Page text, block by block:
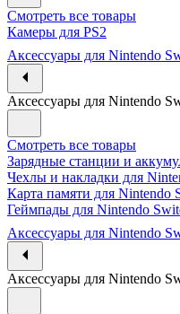
Смотреть все товары
Камеры для PS2
Аксессуары для Nintendo
Аксессуары для Nintendo
Смотреть все товары
Зарядные станции и
Чехлы и накладки для
Карта памяти для Nintendo
Геймпады для Nintendo
Аксессуары для Nintendo
Аксессуары для Nintendo